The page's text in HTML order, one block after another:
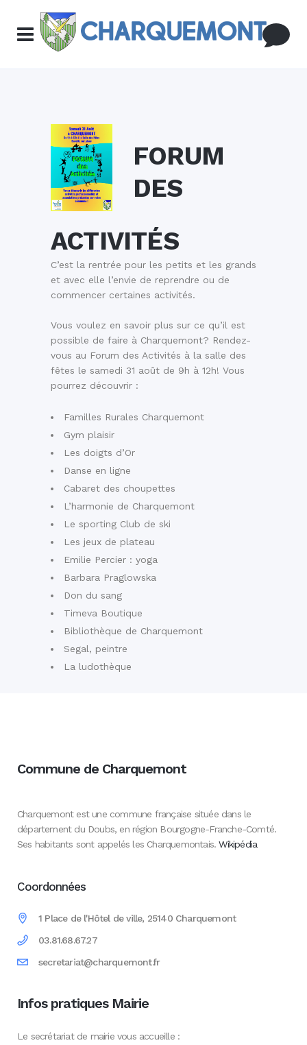
FORUM
DES
ACTIVITÉS
C’est la rentrée pour les petits et les grands
et avec elle l’envie de reprendre ou de
commencer certaines activités.
Vous voulez en savoir plus sur ce qu’il est
possible de faire à Charquemont? Rendez-
vous au Forum des Activités à la salle des
fêtes le samedi 31 août de 9h à 12h! Vous
pourrez découvrir :
Familles Rurales Charquemont
Gym plaisir
Les doigts d’Or
Danse en ligne
Cabaret des choupettes
L’harmonie de Charquemont
Le sporting Club de ski
Les jeux de plateau
Emilie Percier : yoga
Barbara Praglowska
Don du sang
Timeva Boutique
Bibliothèque de Charquemont
Segal, peintre
La ludothèque
Commune de Charquemont
Charquemont est une commune française située dans le
département du Doubs, en région Bourgogne-Franche-Comté.
Ses habitants sont appelés les Charquemontais.Wikipédia
Coordonnées
1 Place de l'Hôtel de ville, 25140 Charquemont
03.81.68.67.27
secretariat@charquemont.fr
Infos pratiques Mairie
Le secrétariat de mairie vous accueille :